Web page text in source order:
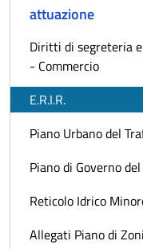
attuazione
Diritti di segreteria
- Commercio
E.R.I.R.
Piano Urbano del
Piano di Governo
Reticolo Idrico
Allegati Piano di